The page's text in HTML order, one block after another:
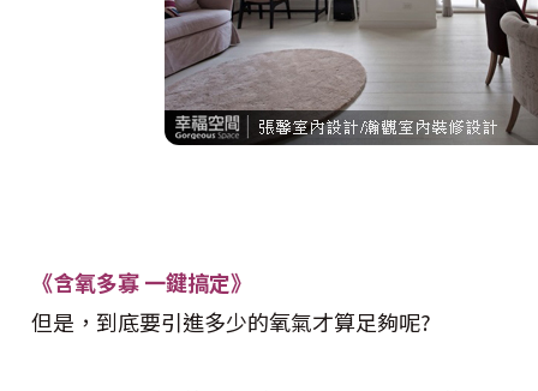
《含氧多寡 一鍵搞定》
但是，到底要引進多少的氧氣才算足夠呢?